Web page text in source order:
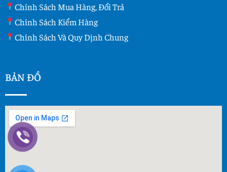
Chính Sách Mua Hàng, Đổi Trả
Chính Sách Kiểm Hàng
Chính Sách Và Quy Dịnh Chung
BẢN ĐỒ